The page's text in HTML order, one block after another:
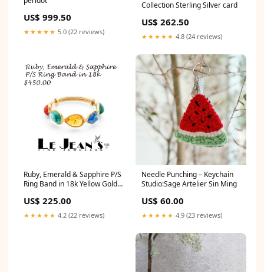
US$ 999.50
★★★★★ 5.0 (22 reviews)
Collection Sterling Silver card
US$ 262.50
★★★★★ 4.8 (24 reviews)
Ruby, Emerald & Sapphire P/S
Ring Band in 18k Yellow Gold
US$ 225.00
★★★★★ 4.2 (22 reviews)
Needle Punching – Keychain
Studio:Sage Artelier Sin Ming
US$ 60.00
★★★★★ 4.9 (23 reviews)